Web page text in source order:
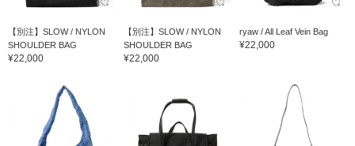
【別注】SLOW / NYLON
SHOULDER BAG
¥22,000
【別注】SLOW / NYLON
SHOULDER BAG
¥22,000
ryaw / All Leaf Vein Bag
¥22,000